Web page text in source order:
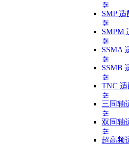
SMP 适
SMPM
SSMA
SSMB
TNC 适
三同轴
双同轴
超高频